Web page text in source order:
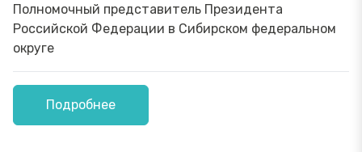
Полномочный представитель Президента
Российской Федерации в Сибирском федеральном
округе
Подробнее